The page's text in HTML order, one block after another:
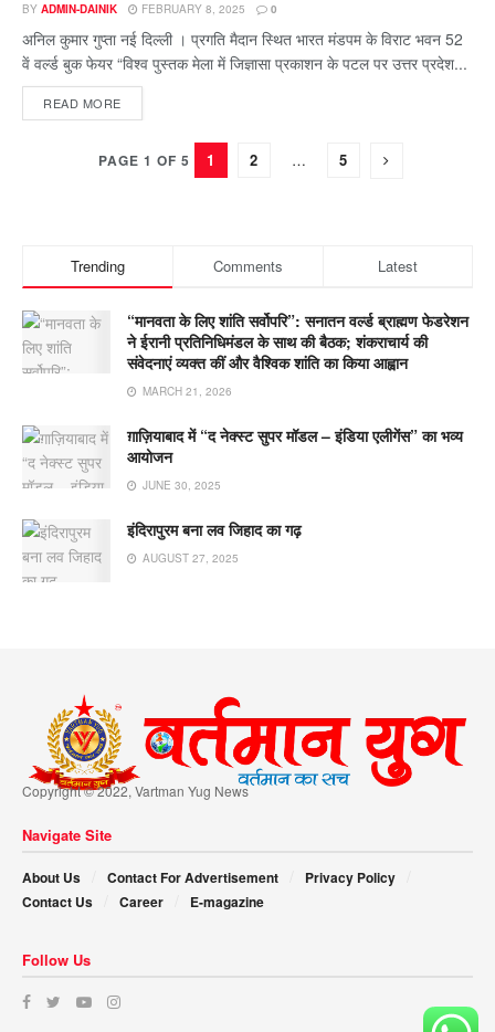
BY ADMIN-DAINIK FEBRUARY 8, 2025 0
अनिल कुमार गुप्ता नई दिल्ली । प्रगति मैदान स्थित भारत मंडपम के विराट भवन 52
वें वर्ल्ड बुक फेयर “विश्व पुस्तक मेला में जिज्ञासा प्रकाशन के पटल पर उत्तर प्रदेश...
READ MORE
PAGE 1 OF 5 1 2 … 5
Trending Comments Latest
“मानवता के लिए शांति सर्वोपरि”: सनातन वर्ल्ड ब्राह्मण फेडरेशन
ने ईरानी प्रतिनिधिमंडल के साथ की बैठक; शंकराचार्य की
संवेदनाएं व्यक्त कीं और वैश्विक शांति का किया आह्वान
MARCH 21, 2026
ग़ाज़ियाबाद में “द नेक्स्ट सुपर मॉडल – इंडिया एलीगेंस” का भव्य
आयोजन
JUNE 30, 2025
इंदिरापुरम बना लव जिहाद का गढ़
AUGUST 27, 2025
Copyright © 2022, Vartman Yug News
Navigate Site
About Us Contact For Advertisement
Privacy Policy
Contact Us
Career E-magazine
Follow Us